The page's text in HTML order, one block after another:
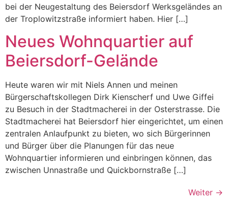
bei der Neugestaltung des Beiersdorf Werksgeländes an
der Troplowitzstraße informiert haben. Hier […]
Neues Wohnquartier auf
Beiersdorf-Gelände
Heute waren wir mit Niels Annen und meinen
Bürgerschaftskollegen Dirk Kienscherf und Uwe Giffei
zu Besuch in der Stadtmacherei in der Osterstrasse. Die
Stadtmacherei hat Beiersdorf hier eingerichtet, um einen
zentralen Anlaufpunkt zu bieten, wo sich Bürgerinnen
und Bürger über die Planungen für das neue
Wohnquartier informieren und einbringen können, das
zwischen Unnastraße und Quickbornstraße […]
Weiter →